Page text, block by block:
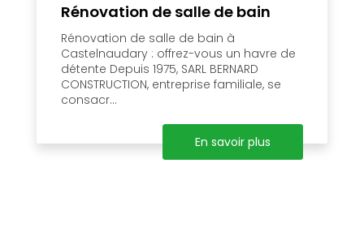
Rénovation de salle de bain
Rénovation de salle de bain à
Castelnaudary : offrez-vous un havre de
détente Depuis 1975, SARL BERNARD
CONSTRUCTION, entreprise familiale, se
consacr...
En savoir plus